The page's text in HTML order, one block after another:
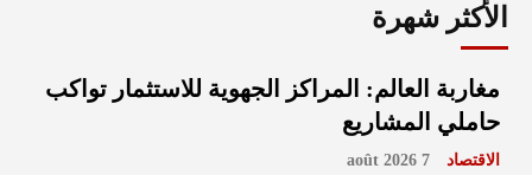
الأكثر شهرة
مغاربة العالم: المراكز الجهوية للاستثمار تواكب
حاملي المشاريع
الاقتصاد 7 août 2026